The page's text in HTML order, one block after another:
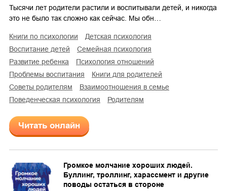
Тысячи лет родители растили и воспитывали детей, и никогда
это не было так сложно как сейчас. Мы обн…
книги по психологии
детская психология
воспитание детей
семейная психология
развитие ребенка
психология отношений
проблемы воспитания
книги для родителей
советы родителям
взаимоотношения в семье
поведенческая психология
родителям
Читать онлайн
Громкое молчание хороших людей.
Буллинг, троллинг, харассмент и другие
поводы остаться в стороне